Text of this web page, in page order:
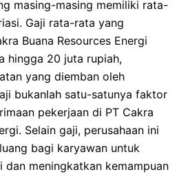
masing-masing memiliki rata-
Gaji rata-rata yang
Buana Resources Energi
hingga 20 juta rupiah,
yang diemban oleh
bukanlah satu-satunya faktor
pekerjaan di PT Cakra
Selain gaji, perusahaan ini
bagi karyawan untuk
dan meningkatkan kemampuan